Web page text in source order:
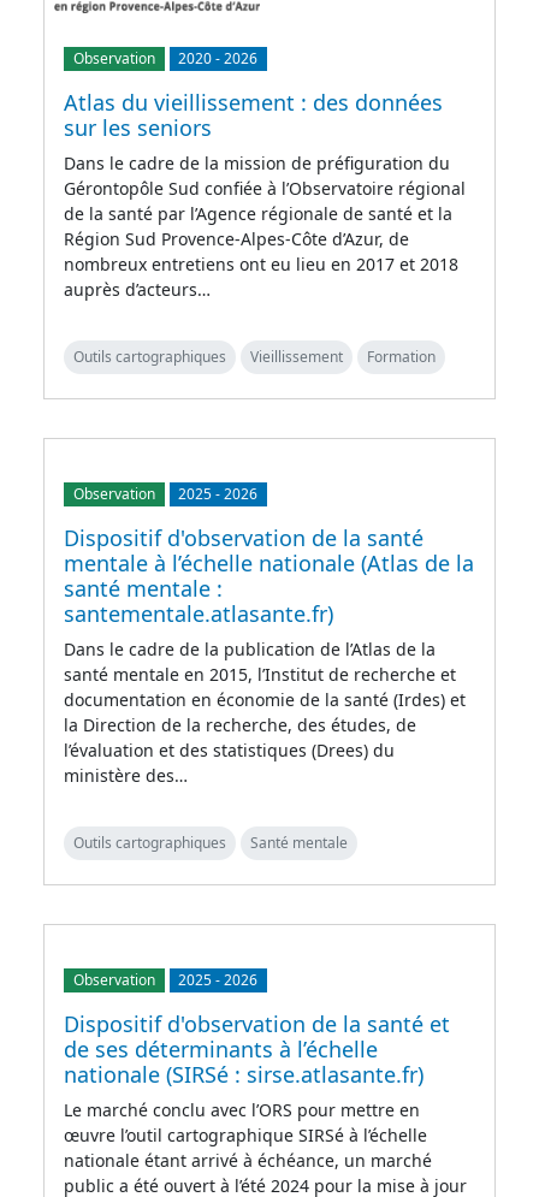
Observation 2020-2026
Atlas du vieillissement : des données
sur les seniors
Dans le cadre de la mission de préfiguration du
Gérontopôle Sud confiée à l’Observatoire régional
de la santé par l’Agence régionale de santé et la
Région Sud Provence-Alpes-Côte d’Azur, de
nombreux entretiens ont eu lieu en 2017 et 2018
auprès d’acteurs…
Outils cartographiques Vieillissement Formation
Observation 2025-2026
Dispositif d'observation de la santé
mentale à l’échelle nationale (Atlas de la
santé mentale :
santementale.atlasante.fr)
Dans le cadre de la publication de l’Atlas de la
santé mentale en 2015, l’Institut de recherche et
documentation en économie de la santé (Irdes) et
la Direction de la recherche, des études, de
l’évaluation et des statistiques (Drees) du
ministère des…
Outils cartographiques Santé mentale
Observation 2025-2026
Dispositif d'observation de la santé et
de ses déterminants à l’échelle
nationale (SIRSé : sirse.atlasante.fr)
Le marché conclu avec l’ORS pour mettre en
œuvre l’outil cartographique SIRSé à l’échelle
nationale étant arrivé à échéance, un marché
public a été ouvert à l’été 2024 pour la mise à jour